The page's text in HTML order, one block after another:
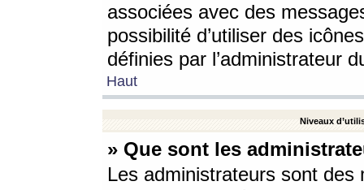
associées avec des
possibilité d’utiliser des
définies par l’administrateur
Haut
Niveaux
» Que sont les
Les administrateurs sont